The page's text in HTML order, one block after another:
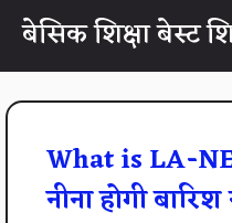
Skipबेसिक शिक्षा बेस्ट
What is LA-
नीना होगी